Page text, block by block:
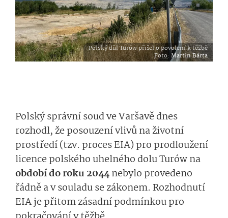
Polský důl Turów přišel o povolení k těžbě
Foto: Martin Bárta
Polský správní soud ve Varšavě dnes
rozhodl, že posouzení vlivů na životní
prostředí (tzv. proces EIA) pro prodloužení
licence polského uhelného dolu Turów na
období do roku 2044nebylo provedeno
řádně a v souladu se zákonem. Rozhodnutí
EIA je přitom zásadní podmínkou pro